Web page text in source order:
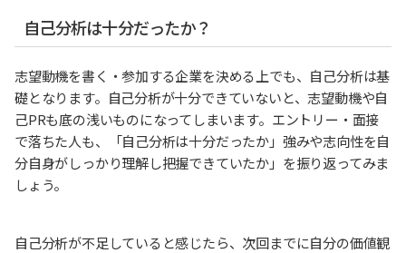
自己分析は十分だったか？
志望動機を書く・参加する企業を決める上でも、自己分析は基
礎となります。自己分析が十分できていないと、志望動機や自
己PRも底の浅いものになってしまいます。エントリー・面接
で落ちた人も、「自己分析は十分だったか」強みや志向性を自
分自身がしっかり理解し把握できていたか」を振り返ってみま
しょう。
自己分析が不足していると感じたら、次回までに自分の価値観